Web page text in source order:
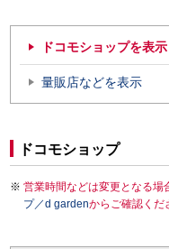
ドコモショップを表示
量販店などを表示
ドコモショップ
営業時間などは変更となる場
プ／d gardenからご確認くだ